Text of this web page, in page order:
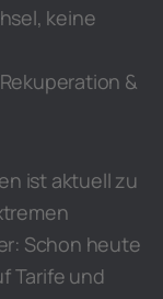
keine
&
ist aktuell zu
Schon heute
Tarife und